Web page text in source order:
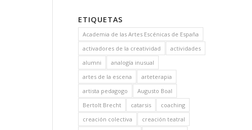
ETIQUETAS
Academia de las Artes Escénicas de España
activadores de la creatividad
actividades
alumni
analogía inusual
artes de la escena
arteterapia
artista pedagogo
Augusto Boal
Bertolt Brecht
catarsis
coaching
creación colectiva
creación teatral